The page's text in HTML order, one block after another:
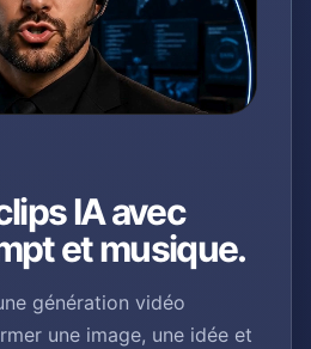
IA avec
et musique.
génération vidéo
une image, une idée et